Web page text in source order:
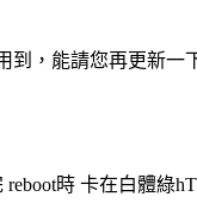
，能請您再更新一
時 卡在白體綠